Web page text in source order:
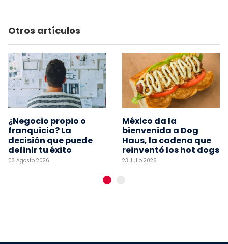
Otros artículos
¿Negocio propio o
franquicia? La
decisión que puede
definir tu éxito
03 Agosto 2026
México da la
bienvenida a Dog
Haus, la cadena que
reinventó los hot dogs
23 Julio 2026